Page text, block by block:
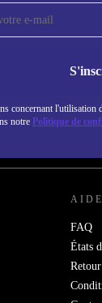
concernant l'utilisation
notre Politique de
de
offre.
NEW.
AIDE
FAQ
États
Retour